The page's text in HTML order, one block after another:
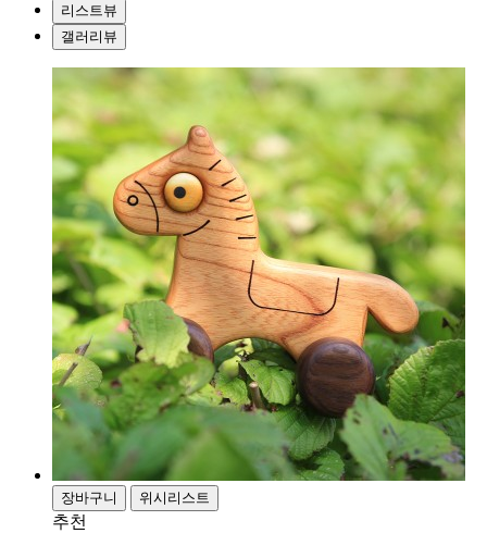
리스트뷰
갤러리뷰
장바구니 위시리스트
추천